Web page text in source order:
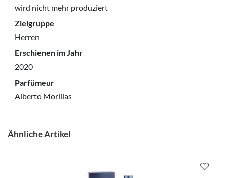
wird nicht mehr produziert
Zielgruppe
Herren
Erschienen im Jahr
2020
Parfümeur
Alberto Morillas
Ähnliche Artikel